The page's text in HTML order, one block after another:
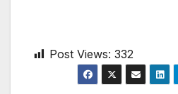
Post Views: 332